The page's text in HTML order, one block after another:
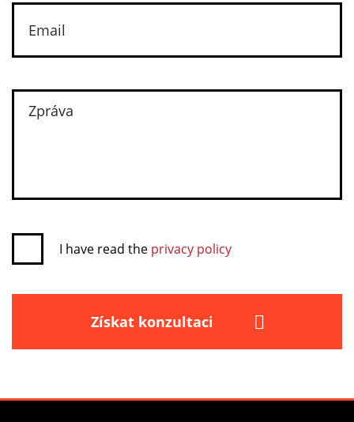
I have read the privacy policy
Získat konzultaci